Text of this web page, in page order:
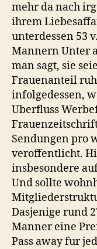
mehr da nach
ihrem
unterdessen 53
Mannern Unter
man sagt, sie
Frauenanteil
infolgedessen,
Uberfluss
Sendungen pro
veroffentlicht.
insbesondere
Und sollte
Dasjenige rund
Manner eine
Pass away fur